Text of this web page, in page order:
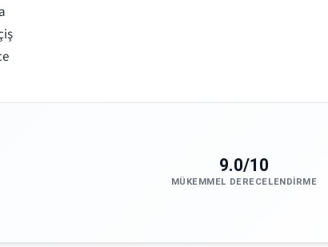
9.0/10
MÜKEMMEL DERECELENDIRME